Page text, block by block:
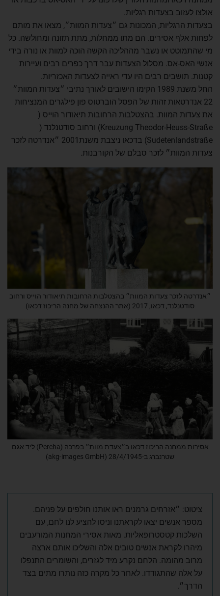
אולצו לעזוב בצעדות רגליות.
בצעדות הרגליות, המכונות גם ״צעדות המוות״, מצאו את מותם
לפחות אלף אסירים. הם מתו ממחלות, מתת תזונה ומחולשה. כל
מי שהתמוטט או נשבר מההליכה הקשה הוכה למוות או נורה בידי
אנשי האס-אס. מסלול הצעדות עבר דרך כפרים רבים ועיירות
קטנות. תושבים רבים היו עדי ראייה לצעדות האכזריות.
החל משנת 1989 הקימו הישובים לאורך נתיבי ״צעדות המוות״
22 אנדרטאות זהות של הפסל הוברטוס פון פילגרים המנציחות
את צעדות המוות. בהצטלבות הרחובות תיאודור הוייס (
Kreuzung Theodor-Heuss-Straße) ורחוב סודטנלנד (
Sudetenlandstraße) בדכאו ניצבת משנת2001 ״אנדרטה לזכר
צעדות המוות״ לזכר סבלם של הקורבנות.
״אנדרטה לזכר צעדות המוות״ בהצטלבות הרחובות תיאודור הוייס ורחוב
סודטנלנד, דכאו, 2017 (אתר ההנצחה של מחנה הריכוז דכאו)
אסירות ממחנה הריכוז דכאו ב״צעדת מוות״ בפרכה (Percha) ליד אגם
שטרנברג ב-28/4/1945 (akg-images GmbH)
ציטוט: ״אזרחים גרמנים ראו אותנו חולפים על פניהם.
מספר אנשים יצאו לקראתנו וניסו להציע לנו לחם, עם
השלכות קטסטרופאליות. מאות אסירי המחנות המורעבים
מיהרו לקראת אנשים טובים אלה והשליכו אותם ארצה
מרוב מהומה. הלחם נקרע מיד לגזרים, והשומרים התנפלו
על אלה שהתגודדו. לאחר כל מקרה כזה נותרו מתים בצד
הדרך״.